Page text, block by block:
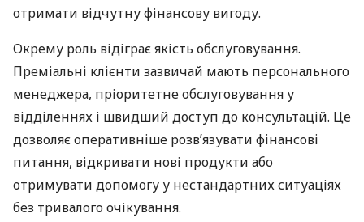
отримати відчутну фінансову вигоду.
Окрему роль відіграє якість обслуговування.
Преміальні клієнти зазвичай мають персонального
менеджера, пріоритетне обслуговування у
відділеннях і швидший доступ до консультацій. Це
дозволяє оперативніше розв’язувати фінансові
питання, відкривати нові продукти або
отримувати допомогу у нестандартних ситуаціях
без тривалого очікування.